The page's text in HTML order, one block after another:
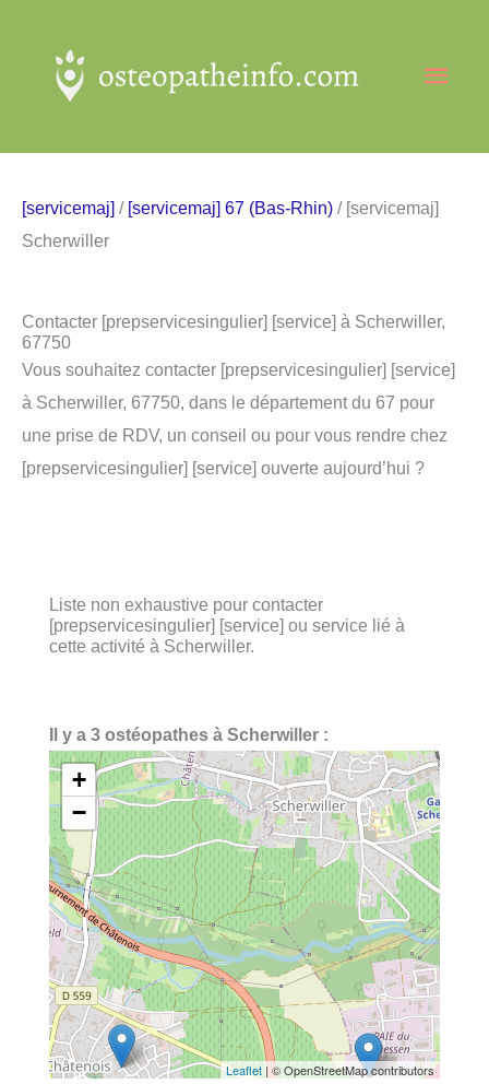
contenu
[servicemaj] / [servicemaj] 67 (Bas-Rhin) / [servicemaj]
Scherwiller
Contacter [prepservicesingulier] [service] à Scherwiller,
67750
Vous souhaitez contacter [prepservicesingulier] [service]
à Scherwiller, 67750, dans le département du 67 pour
une prise de RDV, un conseil ou pour vous rendre chez
[prepservicesingulier] [service] ouverte aujourd’hui ?
Liste non exhaustive pour contacter
[prepservicesingulier] [service] ou service lié à
cette activité à Scherwiller.
Il y a 3 ostéopathes à Scherwiller :
+
−
Leaflet | © OpenStreetMap contributors